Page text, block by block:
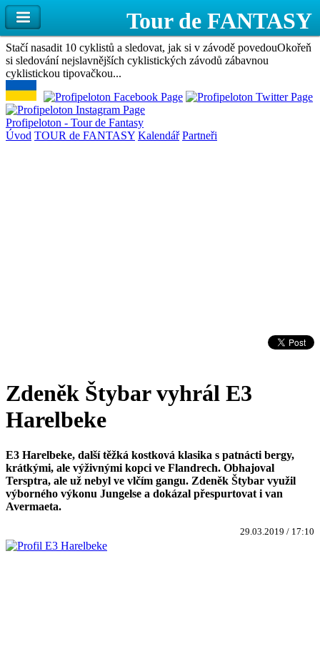
Stačí nasadit 10 cyklistů a sledovat, jak si v závodě povedouOkořeň
si sledování nejslavnějších cyklistických závodů zábavnou
cyklistickou tipovačkou...
Profipeloton - Tour de Fantasy
Úvod TOUR de FANTASY Kalendář Partneři
Zdeněk Štybar vyhrál E3
Harelbeke
E3 Harelbeke, další těžká kostková klasika s patnácti bergy,
krátkými, ale výživnými kopci ve Flandrech. Obhajoval
Tersptra, ale už nebyl ve vlčím gangu. Zdeněk Štybar využil
výborného výkonu Jungelse a dokázal přespurtovat i van
Avermaeta.
29.03.2019 / 17:10